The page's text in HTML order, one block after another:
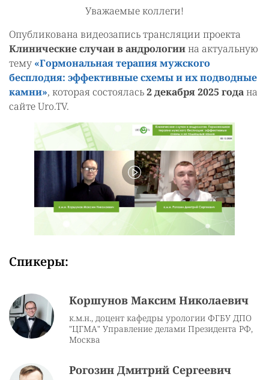
Уважаемые коллеги!
Опубликована видеозапись трансляции проекта
‎Клинические случаи в андрологиина актуальную
тему «Гормональная терапия мужского
бесплодия: эффективные схемы и их подводные
камни», которая состоялась2 декабря 2025 годана
сайте Uro.TV.
Спикеры:
Коршунов Максим Николаевич
к.м.н., доцент кафедры урологии ФГБУ ДПО
"ЦГМА" Управление делами Президента РФ,
Москва
Рогозин Дмитрий Сергеевич